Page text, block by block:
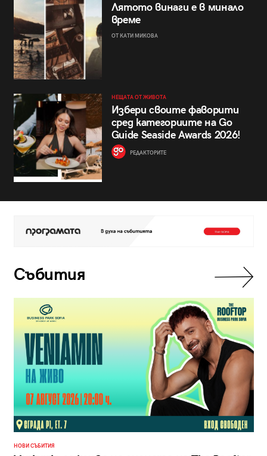
Лятото винаги е в минало
време
ОТ КАТИ МИКОВА
НЕЩАТА ОТ ЖИВОТА
Избери своите фаворити
сред категориите на Go
Guide Seaside Awards 2026!
РЕДАКТОРИТЕ
Събития
НОВИ СЪБИТИЯ